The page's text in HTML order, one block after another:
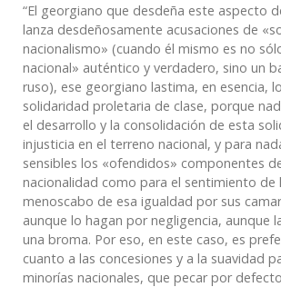
“El georgiano que desdeña este aspecto
lanza desdeñosamente acusaciones de
nacionalismo» (cuando él mismo es no
nacional» auténtico y verdadero, sino un
ruso), ese georgiano lastima, en esencia,
solidaridad proletaria de clase, porque
el desarrollo y la consolidación de esta
injusticia en el terreno nacional, y para
sensibles los «ofendidos» componentes
nacionalidad como para el sentimiento de
menoscabo de esa igualdad por sus
aunque lo hagan por negligencia, aunque
una broma. Por eso, en este caso, es
cuanto a las concesiones y a la suavidad
minorías nacionales, que pecar por